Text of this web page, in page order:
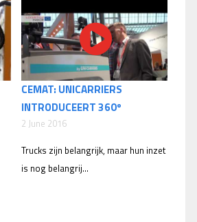
CEMAT: UNICARRIERS
INTRODUCEERT 360º
2 June 2016
Trucks zijn belangrijk, maar hun inzet
is nog belangrij...